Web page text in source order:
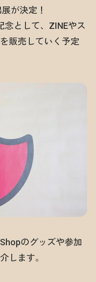
が決定！
念として、ZINEやス
販売していく予定
のグッズや参加
します。